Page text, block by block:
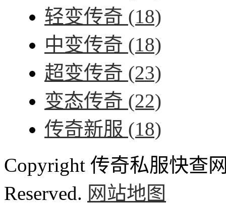
轻变传奇 (18)
中变传奇 (18)
超变传奇 (23)
变态传奇 (22)
传奇新服 (18)
Copyright 传奇私服快查
Reserved. 网站地图